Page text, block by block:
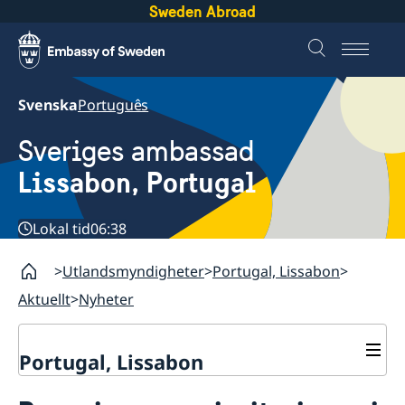
Sweden Abroad
SvenskaPortuguês
Sveriges ambassad
Lissabon, Portugal
Lokal tid06:38
Utlandsmyndigheter Portugal, Lissabon
Aktuellt Nyheter
Portugal, Lissabon